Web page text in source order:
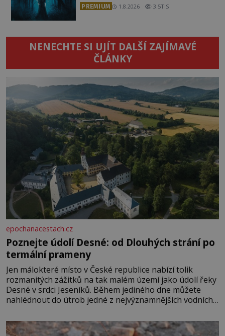
PREMIUM 1.8.2026 3.5TIS
NENECHTE SI UJÍT DALŠÍ ZAJÍMAVÉ
ČLÁNKY
epochanacestach.cz
Poznejte údolí Desné: od Dlouhých strání po
termální prameny
Jen málokteré místo v České republice nabízí tolik
rozmanitých zážitků na tak malém území jako údolí řeky
Desné v srdci Jeseníků. Během jediného dne můžete
nahlédnout do útrob jedné z nejvýznamnějších vodních
se na koloběžce a den zakončit poznáváním památek ve
Velkých Losinách nebo v termálním